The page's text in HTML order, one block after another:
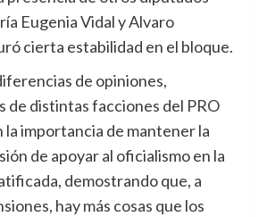
Eugenia Vidal y Alvaro
cierta estabilidad en el bloque.
de opiniones,
de distintas facciones del PRO
importancia de mantener la
de apoyar al oficialismo en la
demostrando que, a
hay más cosas que los